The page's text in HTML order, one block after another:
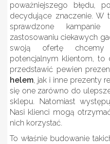
poważniejszego błędu,
decydujące znaczenie.
sprawdzone
zastosowaniu ciekawych
swoją ofertę chcemy
potencjalnym klientom, to
przedstawić pewien
helem, jak i inne prezenty
się one zarówno do
sklepu. Natomiast
Nasi klienci mogą
nich korzystać.
To właśnie budowanie